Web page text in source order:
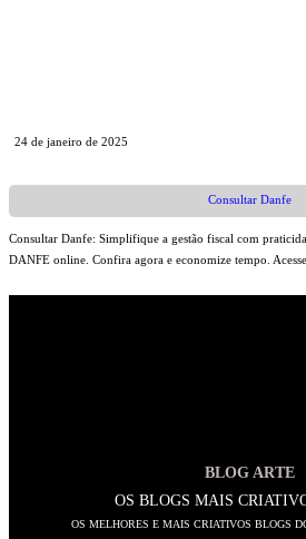
24 de janeiro de 2025
Consultar Danfe
Consultar Danfe: Simplifique a gestão fiscal com
DANFE online. Confira agora e economize tempo.
BLOG ARTE
OS BLOGS MAIS
OS MELHORES E MAIS CRIATIVOS BLOGS